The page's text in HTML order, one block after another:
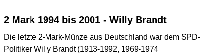
2 Mark 1994 bis 2001 - Willy Brandt
Die letzte 2-Mark-Münze aus Deutschland war dem SPD-
Politiker Willy Brandt (1913-1992, 1969-1974